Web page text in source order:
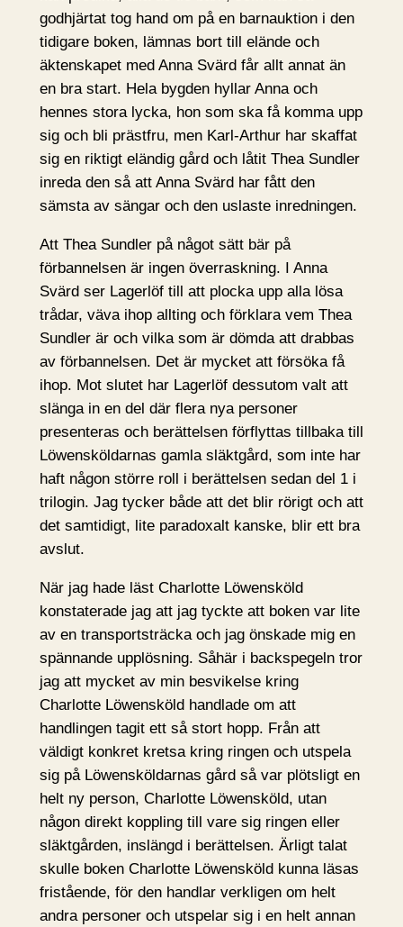
godhjärtat tog hand om på en barnauktion i den
tidigare boken, lämnas bort till elände och
äktenskapet med Anna Svärd får allt annat än
en bra start. Hela bygden hyllar Anna och
hennes stora lycka, hon som ska få komma upp
sig och bli prästfru, men Karl-Arthur har skaffat
sig en riktigt eländig gård och låtit Thea Sundler
inreda den så att Anna Svärd har fått den
sämsta av sängar och den uslaste inredningen.
Att Thea Sundler på något sätt bär på
förbannelsen är ingen överraskning. I Anna
Svärd ser Lagerlöf till att plocka upp alla lösa
trådar, väva ihop allting och förklara vem Thea
Sundler är och vilka som är dömda att drabbas
av förbannelsen. Det är mycket att försöka få
ihop. Mot slutet har Lagerlöf dessutom valt att
slänga in en del där flera nya personer
presenteras och berättelsen förflyttas tillbaka till
Löwensköldarnas gamla släktgård, som inte har
haft någon större roll i berättelsen sedan del 1 i
trilogin. Jag tycker både att det blir rörigt och att
det samtidigt, lite paradoxalt kanske, blir ett bra
avslut.
När jag hade läst Charlotte Löwensköld
konstaterade jag att jag tyckte att boken var lite
av en transportsträcka och jag önskade mig en
spännande upplösning. Såhär i backspegeln tror
jag att mycket av min besvikelse kring
Charlotte Löwensköld handlade om att
handlingen tagit ett så stort hopp. Från att
väldigt konkret kretsa kring ringen och utspela
sig på Löwensköldarnas gård så var plötsligt en
helt ny person, Charlotte Löwensköld, utan
någon direkt koppling till vare sig ringen eller
släktgården, inslängd i berättelsen. Ärligt talat
skulle boken Charlotte Löwensköld kunna läsas
fristående, för den handlar verkligen om helt
andra personer och utspelar sig i en helt annan